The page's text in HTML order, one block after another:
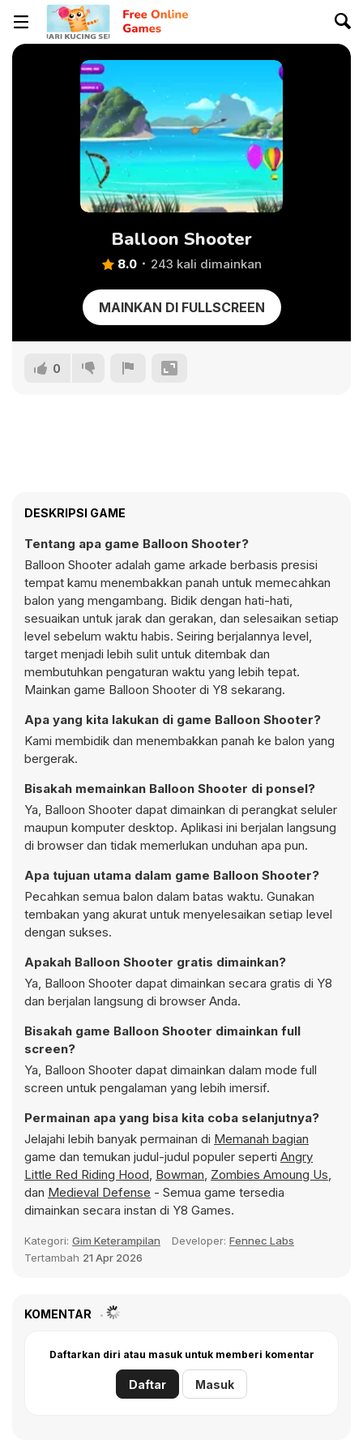
Balloon Shooter
8.0 243 kali dimainkan
MAINKAN DI FULLSCREEN
0
DESKRIPSI GAME
Tentang apa game Balloon Shooter?
Balloon Shooter adalah game arkade berbasis presisi
tempat kamu menembakkan panah untuk memecahkan
balon yang mengambang. Bidik dengan hati-hati,
sesuaikan untuk jarak dan gerakan, dan selesaikan setiap
level sebelum waktu habis. Seiring berjalannya level,
target menjadi lebih sulit untuk ditembak dan
membutuhkan pengaturan waktu yang lebih tepat.
Mainkan game Balloon Shooter di Y8 sekarang.
Apa yang kita lakukan di game Balloon Shooter?
Kami membidik dan menembakkan panah ke balon yang
bergerak.
Bisakah memainkan Balloon Shooter di ponsel?
Ya, Balloon Shooter dapat dimainkan di perangkat seluler
maupun komputer desktop. Aplikasi ini berjalan langsung
di browser dan tidak memerlukan unduhan apa pun.
Apa tujuan utama dalam game Balloon Shooter?
Pecahkan semua balon dalam batas waktu. Gunakan
tembakan yang akurat untuk menyelesaikan setiap level
dengan sukses.
Apakah Balloon Shooter gratis dimainkan?
Ya, Balloon Shooter dapat dimainkan secara gratis di Y8
dan berjalan langsung di browser Anda.
Bisakah game Balloon Shooter dimainkan full
screen?
Ya, Balloon Shooter dapat dimainkan dalam mode full
screen untuk pengalaman yang lebih imersif.
Permainan apa yang bisa kita coba selanjutnya?
Jelajahi lebih banyak permainan di Memanah bagian
game dan temukan judul-judul populer seperti Angry
Little Red Riding Hood, Bowman, Zombies Amoung Us,
dan Medieval Defense - Semua game tersedia
dimainkan secara instan di Y8 Games.
Kategori: Gim Keterampilan Developer: Fennec Labs
Tertambah 21 Apr 2026
KOMENTAR
Daftarkan diri atau masuk untuk memberi komentar
Daftar Masuk